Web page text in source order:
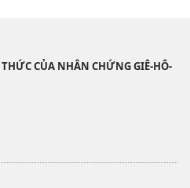
CỦA NHÂN CHỨNG GIÊ-HÔ-